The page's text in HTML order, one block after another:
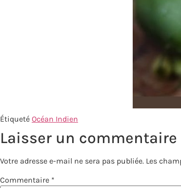
Étiqueté Océan Indien
Laisser un commentaire
Votre adresse e-mail ne sera pas publiée. Les
Commentaire *